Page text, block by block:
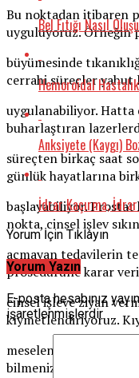
Bu noktadan itibaren
uyguluyoruz. Örneğin
büyümesinde
cerrahi süreçler
uygulanabiliyor. Hatta
buharlaştıran
süreçten birkaç saat
günlük hayatlarına
başlayabiliyor. Prostat
nokta, cinsel işlev
açmayan tedavilerin
prosedürüne karar
cinsel işleve ziyan
kıymetlendiriyoruz.
meselenizi
bilmenizdir.
Bel Fıtığı Nasıl
Hemoroidal Hastalık
Anksiyete (Kaygı)
İdrar Kaçırma,
Yorum İçin Tıklayın
Yorum Yazın
E-posta hesabınız
işaretlenmişlerdir